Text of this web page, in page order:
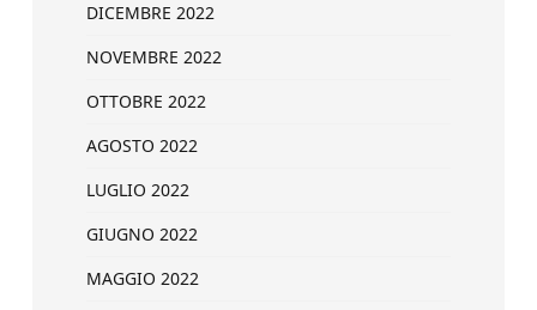
DICEMBRE 2022
NOVEMBRE 2022
OTTOBRE 2022
AGOSTO 2022
LUGLIO 2022
GIUGNO 2022
MAGGIO 2022